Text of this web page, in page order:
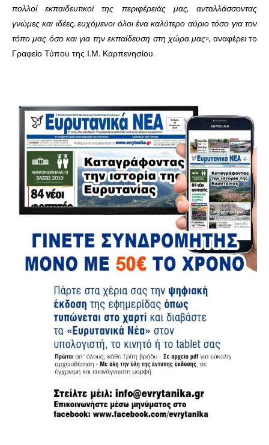
πολλοί εκπαιδευτικοί της περιφέρειάς μας, ανταλλάσσοντας
γνώμες και ιδέες, ευχόμενοι όλοι ένα καλύτερο αύριο τόσο για τον
τόπο μας όσο και για την εκπαίδευση στη χώρα μας», αναφέρει το
Γραφείο Τύπου της Ι.Μ. Καρπενησίου.